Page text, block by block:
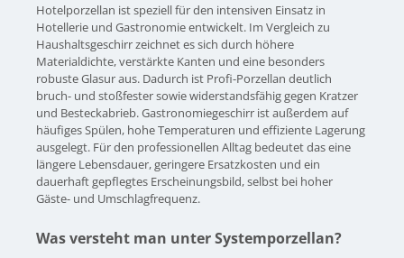
Hotelporzellan ist speziell für den intensiven Einsatz in
Hotellerie und Gastronomie entwickelt. Im Vergleich zu
Haushaltsgeschirr zeichnet es sich durch höhere
Materialdichte, verstärkte Kanten und eine besonders
robuste Glasur aus. Dadurch ist Profi-Porzellan deutlich
bruch- und stoßfester sowie widerstandsfähig gegen Kratzer
und Besteckabrieb. Gastronomiegeschirr ist außerdem auf
häufiges Spülen, hohe Temperaturen und effiziente Lagerung
ausgelegt. Für den professionellen Alltag bedeutet das eine
längere Lebensdauer, geringere Ersatzkosten und ein
dauerhaft gepflegtes Erscheinungsbild, selbst bei hoher
Gäste- und Umschlagfrequenz.
Was versteht man unter Systemporzellan?